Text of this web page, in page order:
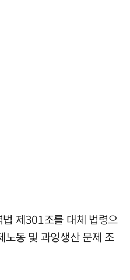
제301조를 대체 법령으
노동 및 과잉생산 문제 조